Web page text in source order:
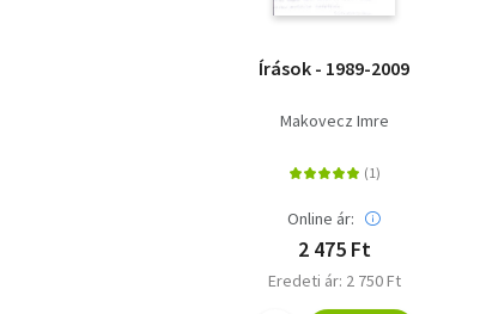
Írások - 1989-2009
Makovecz Imre
Online ár:
2 475 Ft
Eredeti ár: 2 750 Ft